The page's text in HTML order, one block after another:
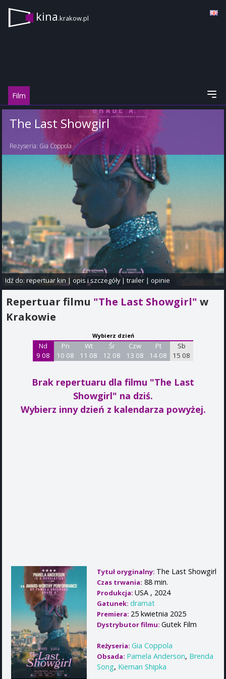
kina.krakow.pl
Film
The Last Showgirl
Reżyseria: Gia Coppola
Idź do:repertuar kin |opis i szczegóły|trailer |opinie
Repertuar filmu "The Last Showgirl" w
Krakowie
Wybierz dzień
Nd
9 08
Pn
10 08
Wt
11 08
Śr
12 08
Czw
13 08
Pt
14 08
Sb
15 08
Brak repertuaru dla filmu "The Last
Showgirl" na dziś.
Wybierz inny dzień z kalendarza powyżej.
Tytuł oryginalny: The Last Showgirl
Czas trwania: 88 min.
Produkcja: USA , 2024
Gatunek: dramat
Premiera: 25 kwietnia 2025
Dystrybutor filmu: Gutek Film
Reżyseria: Gia Coppola
Obsada: Pamela Anderson, Brenda
Song, Kiernan Shipka